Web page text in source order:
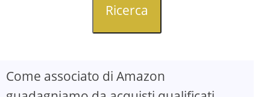
Ricerca
Come associato di Amazon